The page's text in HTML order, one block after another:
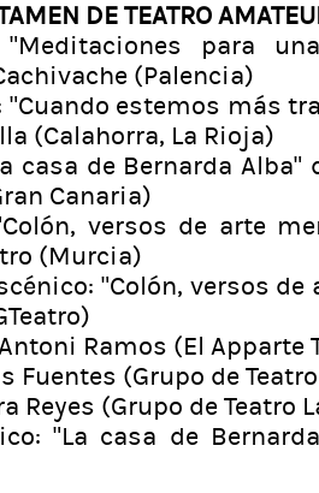
DE TEATRO
para
(Palencia)
estemos más
(Calahorra, La Rioja)
casa de Bernarda Alba”
Canaria)
versos de arte
(Murcia)
“Colón, versos
Ramos (El Apparte
Fuentes (Grupo de
Reyes (Grupo de Teatro
“La casa de